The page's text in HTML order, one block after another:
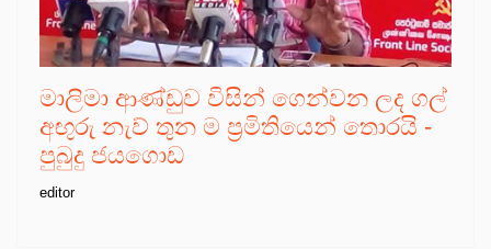
මාලිමා ආණ්ඩුව විසින් ගෙන්වන ලද ගල්
අඟුරු නැව් තුන ම ප්‍රමිතියෙන් තොරයි -
පුබුදු ජයගොඩ
editor